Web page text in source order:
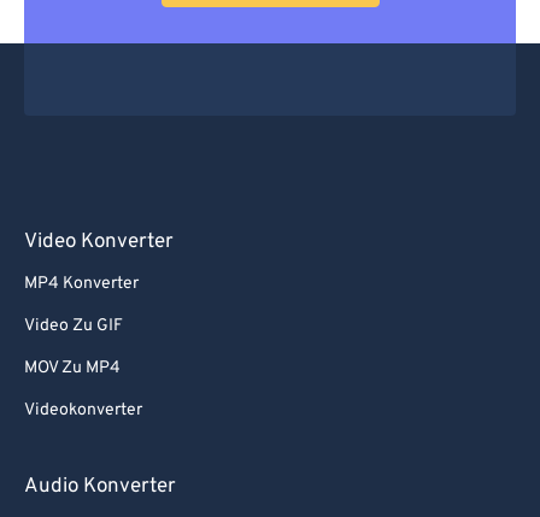
Video Konverter
MP4 Konverter
Video Zu GIF
MOV Zu MP4
Videokonverter
Audio Konverter